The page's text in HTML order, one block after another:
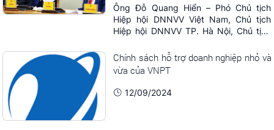
Ông Đỗ Quang Hiển – Phó Chủ tịch
Hiệp hội DNNVV Việt Nam, Chủ tịch
Hiệp hội DNNVV TP. Hà Nội, Chủ tịch
tại Hội nghị. Ảnh: Minh Hiền Nhiều kiến
nghị và giải pháp tháo gỡ từ thực tế
sản xuất, kinh doanh tạo điều kiện cho
doanh nghiệp tư nhân phát triển với
Chính ...
Chính sách hỗ trợ doanh nghiệp nhỏ và
vừa của VNPT
12/09/2024